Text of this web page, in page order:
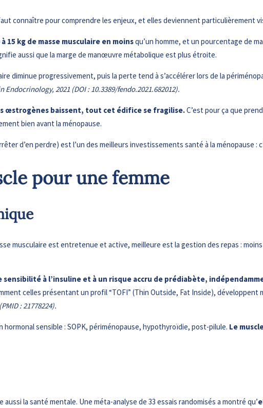
connaître pour comprendre les enjeux, et elles deviennent particulièrement
à 15 kg de masse musculaire en moinsqu’un homme, et un pourcentage de
aussi que la marge de manœuvre métabolique est plus étroite.
diminue progressivement, puis la perte tend à s’accélérer lors de la
2021 (DOI : 10.3389/fendo.2021.682012).
œstrogènes baissent, tout cet édifice se fragilise.C’est pour ça que
bien avant la ménopause.
d’en perdre) est l’un des meilleurs investissements santé à la ménopause
pour une femme
musculaire est entretenue et active, meilleure est la gestion des repas :
sensibilité à l’insuline et à un risque accru de prédiabète,
celles présentant un profil “TOFI” (Thin Outside, Fat Inside), développent
: 21778224).
sensible : SOPK, périménopause, hypothyroïdie, post-pilule. Le
la santé mentale. Une méta-analyse de 33 essais randomisés a montré qu’